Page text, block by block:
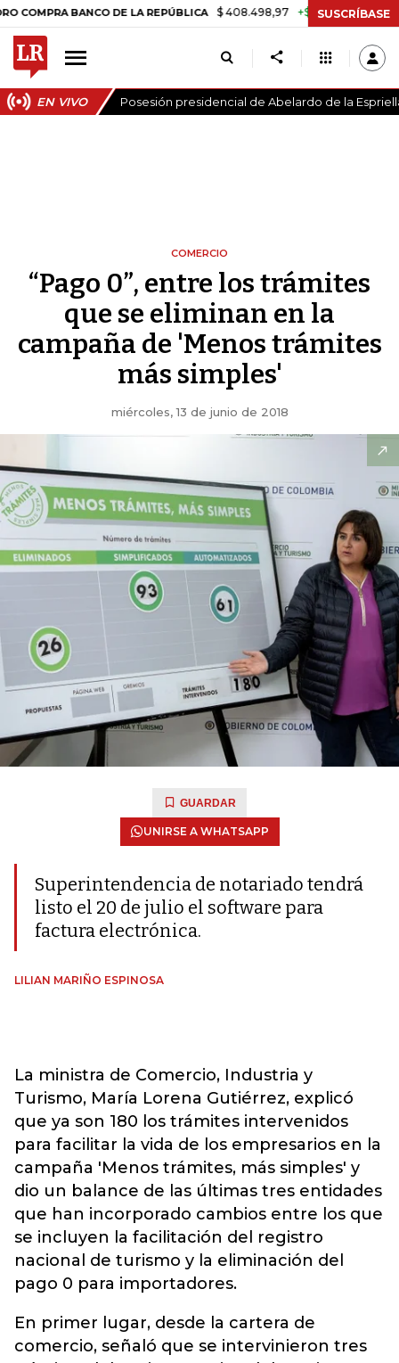
BANCO DE LA REPÚBLICA $ 408.498,97 +$ 8.753,81 +2,19%
SUSCRÍBASE
EN VIVO Posesión presidencial de Abelardo de la
COMERCIO
“Pago 0”, entre los trámites
que se eliminan en la
campaña de 'Menos trámites
más simples'
miércoles, 13 de junio de 2018
GUARDAR
UNIRSE A WHATSAPP
Superintendencia de notariado tendrá
listo el 20 de julio el software para
factura electrónica.
LILIAN MARIÑO ESPINOSA
La ministra de Comercio, Industria y
Turismo, María Lorena Gutiérrez, explicó
que ya son 180 los trámites intervenidos
para facilitar la vida de los empresarios en la
campaña 'Menos trámites, más simples' y
dio un balance de las últimas tres entidades
que han incorporado cambios entre los que
se incluyen la facilitación del registro
nacional de turismo y la eliminación del
pago 0 para importadores.
En primer lugar, desde la cartera de
comercio, señaló que se intervinieron tres